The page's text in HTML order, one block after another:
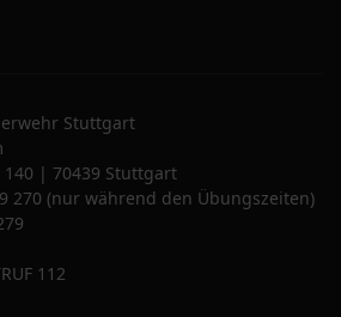
Stuttgart
140 | 70439 Stuttgart
270 (nur während den Übungszeiten)
112